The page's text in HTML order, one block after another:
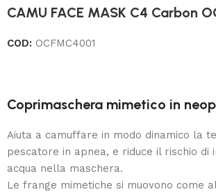
CAMU FACE MASK C4 Carbon
COD: OCFMC4001
Coprimaschera mimetico in
Aiuta a camuffare in modo dinamico la
pescatore in apnea, e riduce il rischio di
acqua nella maschera.
Le frange mimetiche si muovono come